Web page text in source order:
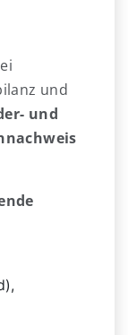
und
und